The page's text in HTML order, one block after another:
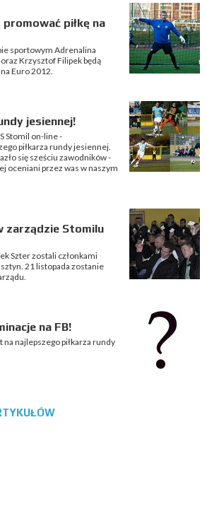
piłkę na
sportowym Adrenalina
Krzysztof Filipek będą
Euro 2012.
jesiennej!
Stomil on-line -
piłkarza rundy jesiennej.
się sześciu zawodników -
oceniani przez was w naszym
zarządzie Stomilu
Szter zostali członkami
21 listopada zostanie
na FB!
na najlepszego piłkarza rundy